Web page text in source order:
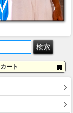
カート